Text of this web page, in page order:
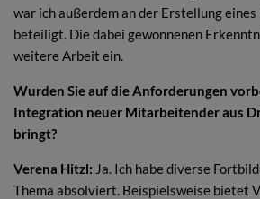
war ich außerdem an der Erstellung
beteiligt. Die dabei gewonnenen
weitere Arbeit ein.
Wurden Sie auf die Anforderungen
Integration neuer Mitarbeitender aus
bringt?
Verena Hitzl: Ja. Ich habe diverse
Thema absolviert. Beispielsweise bietet